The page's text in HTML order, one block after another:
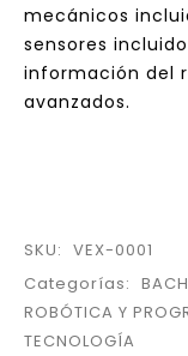
mecánicos
sensores
información del
avanzados.
SKU: VEX-0001
Categorías:
ROBÓTICA Y
TECNOLOGÍA